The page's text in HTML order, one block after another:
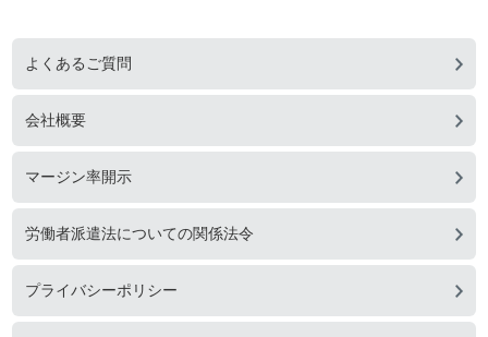
よくあるご質問
会社概要
マージン率開示
労働者派遣法についての関係法令
プライバシーポリシー